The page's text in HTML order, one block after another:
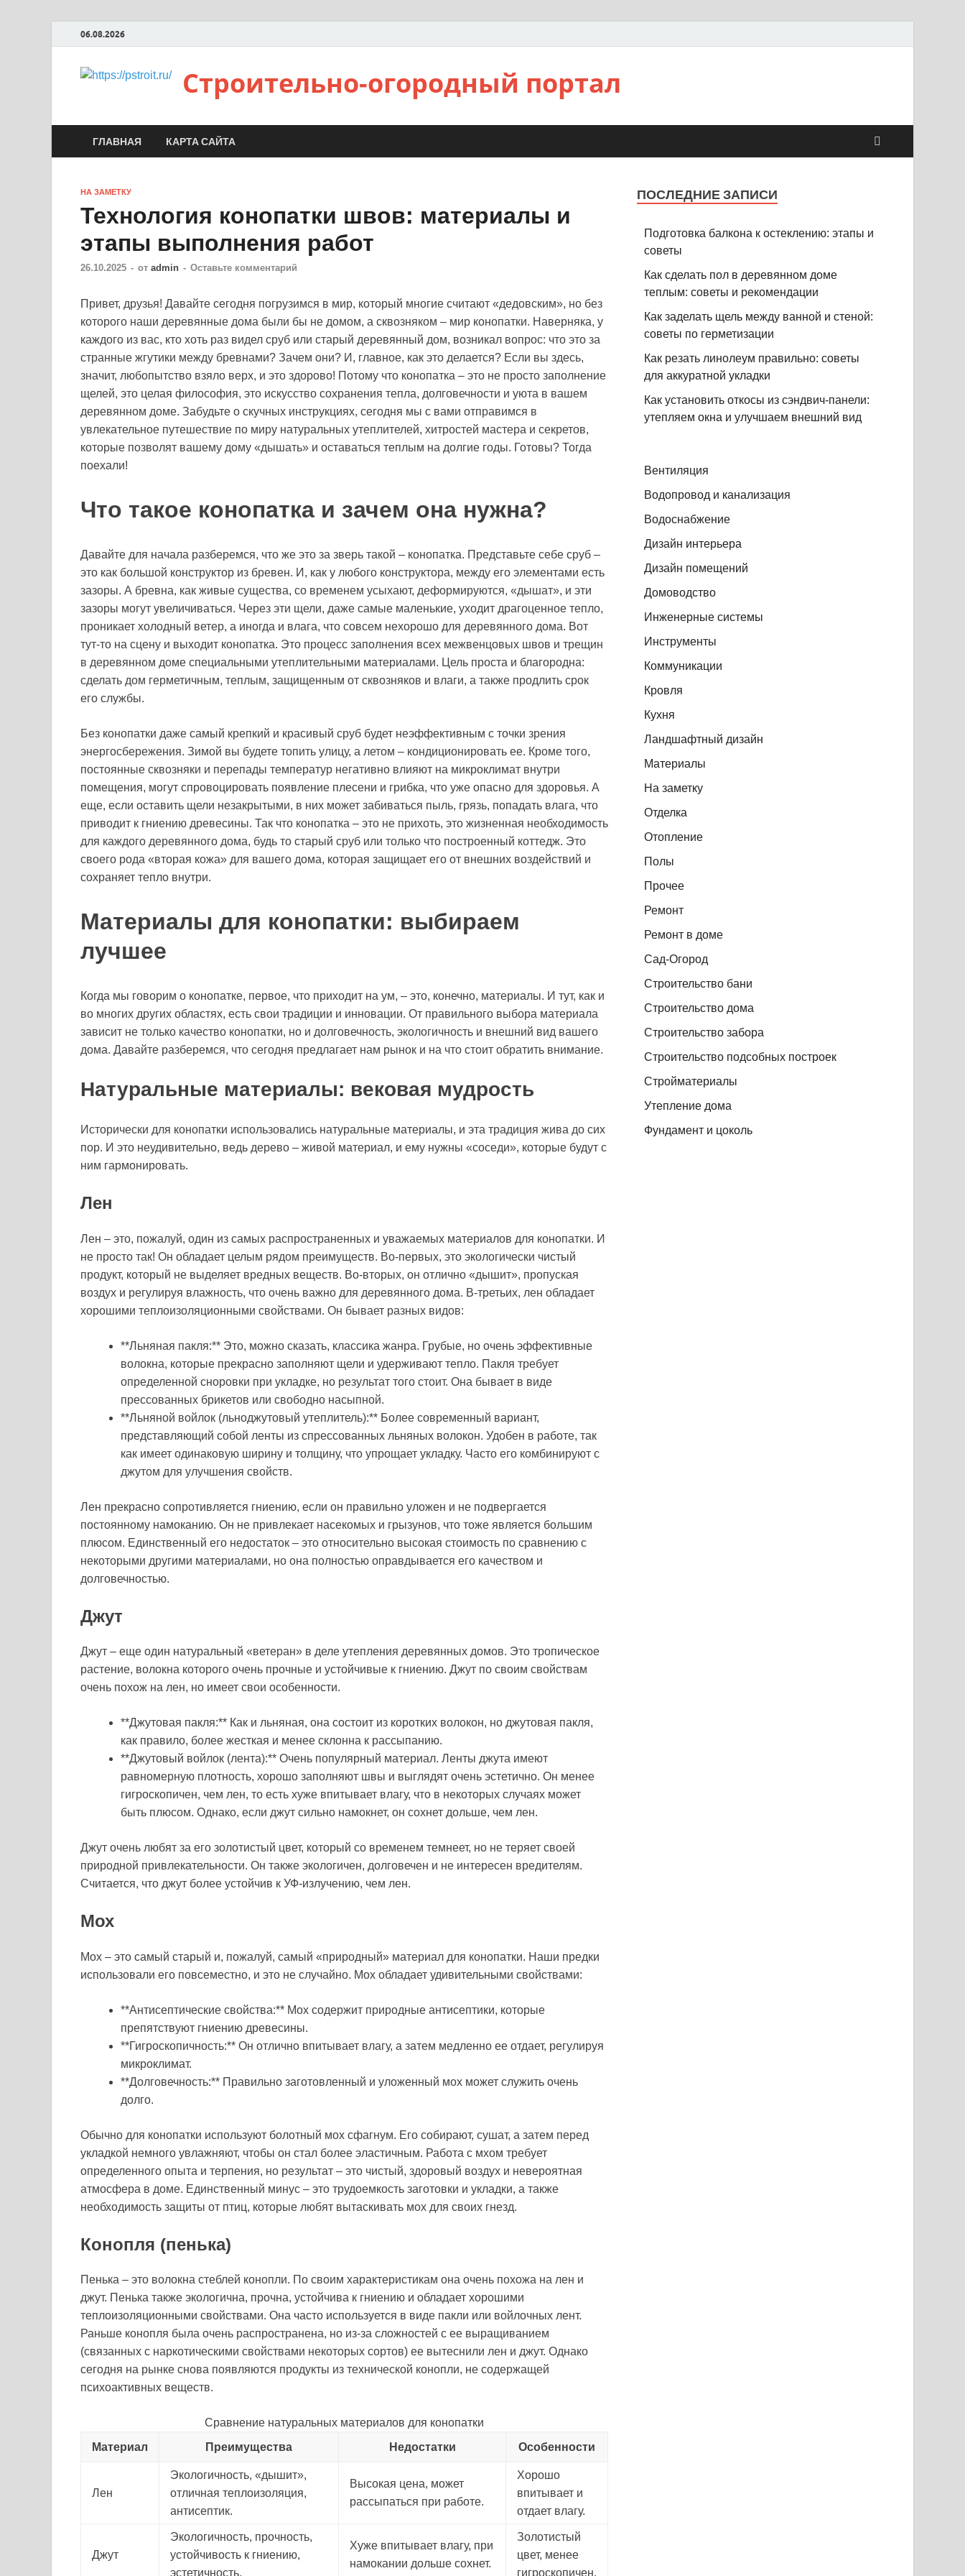
06.08.2026
Строительно-огородный портал
ГЛАВНАЯ КАРТА САЙТА
НА ЗАМЕТКУ
Технология конопатки швов: материалы и
этапы выполнения работ
26.10.2025 - от admin - Оставьте комментарий
Привет, друзья! Давайте сегодня погрузимся в мир, который многие считают «дедовским», но без
которого наши деревянные дома были бы не домом, а сквозняком – мир конопатки. Наверняка, у
каждого из вас, кто хоть раз видел сруб или старый деревянный дом, возникал вопрос: что это за
странные жгутики между бревнами? Зачем они? И, главное, как это делается? Если вы здесь,
значит, любопытство взяло верх, и это здорово! Потому что конопатка – это не просто заполнение
щелей, это целая философия, это искусство сохранения тепла, долговечности и уюта в вашем
деревянном доме. Забудьте о скучных инструкциях, сегодня мы с вами отправимся в
увлекательное путешествие по миру натуральных утеплителей, хитростей мастера и секретов,
которые позволят вашему дому «дышать» и оставаться теплым на долгие годы. Готовы? Тогда
поехали!
Что такое конопатка и зачем она нужна?
Давайте для начала разберемся, что же это за зверь такой – конопатка. Представьте себе сруб –
это как большой конструктор из бревен. И, как у любого конструктора, между его элементами есть
зазоры. А бревна, как живые существа, со временем усыхают, деформируются, «дышат», и эти
зазоры могут увеличиваться. Через эти щели, даже самые маленькие, уходит драгоценное тепло,
проникает холодный ветер, а иногда и влага, что совсем нехорошо для деревянного дома. Вот
тут-то на сцену и выходит конопатка. Это процесс заполнения всех межвенцовых швов и трещин
в деревянном доме специальными утеплительными материалами. Цель проста и благородна:
сделать дом герметичным, теплым, защищенным от сквозняков и влаги, а также продлить срок
его службы.
Без конопатки даже самый крепкий и красивый сруб будет неэффективным с точки зрения
энергосбережения. Зимой вы будете топить улицу, а летом – кондиционировать ее. Кроме того,
постоянные сквозняки и перепады температур негативно влияют на микроклимат внутри
помещения, могут спровоцировать появление плесени и грибка, что уже опасно для здоровья. А
еще, если оставить щели незакрытыми, в них может забиваться пыль, грязь, попадать влага, что
приводит к гниению древесины. Так что конопатка – это не прихоть, это жизненная необходимость
для каждого деревянного дома, будь то старый сруб или только что построенный коттедж. Это
своего рода «вторая кожа» для вашего дома, которая защищает его от внешних воздействий и
сохраняет тепло внутри.
Материалы для конопатки: выбираем
лучшее
Когда мы говорим о конопатке, первое, что приходит на ум, – это, конечно, материалы. И тут, как и
во многих других областях, есть свои традиции и инновации. От правильного выбора материала
зависит не только качество конопатки, но и долговечность, экологичность и внешний вид вашего
дома. Давайте разберемся, что сегодня предлагает нам рынок и на что стоит обратить внимание.
Натуральные материалы: вековая мудрость
Исторически для конопатки использовались натуральные материалы, и эта традиция жива до сих
пор. И это неудивительно, ведь дерево – живой материал, и ему нужны «соседи», которые будут с
ним гармонировать.
Лен
Лен – это, пожалуй, один из самых распространенных и уважаемых материалов для конопатки. И
не просто так! Он обладает целым рядом преимуществ. Во-первых, это экологически чистый
продукт, который не выделяет вредных веществ. Во-вторых, он отлично «дышит», пропуская
воздух и регулируя влажность, что очень важно для деревянного дома. В-третьих, лен обладает
хорошими теплоизоляционными свойствами. Он бывает разных видов:
**Льняная пакля:** Это, можно сказать, классика жанра. Грубые, но очень эффективные
волокна, которые прекрасно заполняют щели и удерживают тепло. Пакля требует
определенной сноровки при укладке, но результат того стоит. Она бывает в виде
прессованных брикетов или свободно насыпной.
**Льняной войлок (льноджутовый утеплитель):** Более современный вариант,
представляющий собой ленты из спрессованных льняных волокон. Удобен в работе, так
как имеет одинаковую ширину и толщину, что упрощает укладку. Часто его комбинируют с
джутом для улучшения свойств.
Лен прекрасно сопротивляется гниению, если он правильно уложен и не подвергается
постоянному намоканию. Он не привлекает насекомых и грызунов, что тоже является большим
плюсом. Единственный его недостаток – это относительно высокая стоимость по сравнению с
некоторыми другими материалами, но она полностью оправдывается его качеством и
долговечностью.
Джут
Джут – еще один натуральный «ветеран» в деле утепления деревянных домов. Это тропическое
растение, волокна которого очень прочные и устойчивые к гниению. Джут по своим свойствам
очень похож на лен, но имеет свои особенности.
**Джутовая пакля:** Как и льняная, она состоит из коротких волокон, но джутовая пакля,
как правило, более жесткая и менее склонна к рассыпанию.
**Джутовый войлок (лента):** Очень популярный материал. Ленты джута имеют
равномерную плотность, хорошо заполняют швы и выглядят очень эстетично. Он менее
гигроскопичен, чем лен, то есть хуже впитывает влагу, что в некоторых случаях может
быть плюсом. Однако, если джут сильно намокнет, он сохнет дольше, чем лен.
Джут очень любят за его золотистый цвет, который со временем темнеет, но не теряет своей
природной привлекательности. Он также экологичен, долговечен и не интересен вредителям.
Считается, что джут более устойчив к УФ-излучению, чем лен.
Мох
Мох – это самый старый и, пожалуй, самый «природный» материал для конопатки. Наши предки
использовали его повсеместно, и это не случайно. Мох обладает удивительными свойствами:
**Антисептические свойства:** Мох содержит природные антисептики, которые
препятствуют гниению древесины.
**Гигроскопичность:** Он отлично впитывает влагу, а затем медленно ее отдает, регулируя
микроклимат.
**Долговечность:** Правильно заготовленный и уложенный мох может служить очень
долго.
Обычно для конопатки используют болотный мох сфагнум. Его собирают, сушат, а затем перед
укладкой немного увлажняют, чтобы он стал более эластичным. Работа с мхом требует
определенного опыта и терпения, но результат – это чистый, здоровый воздух и невероятная
атмосфера в доме. Единственный минус – это трудоемкость заготовки и укладки, а также
необходимость защиты от птиц, которые любят вытаскивать мох для своих гнезд.
Конопля (пенька)
Пенька – это волокна стеблей конопли. По своим характеристикам она очень похожа на лен и
джут. Пенька также экологична, прочна, устойчива к гниению и обладает хорошими
теплоизоляционными свойствами. Она часто используется в виде пакли или войлочных лент.
Раньше конопля была очень распространена, но из-за сложностей с ее выращиванием
(связанных с наркотическими свойствами некоторых сортов) ее вытеснили лен и джут. Однако
сегодня на рынке снова появляются продукты из технической конопли, не содержащей
психоактивных веществ.
Сравнение натуральных материалов для конопатки
Материал
Преимущества Недостатки Особенности
Лен
Экологичность, «дышит»,
отличная теплоизоляция,
антисептик.
Высокая цена, может
рассыпаться при работе.
Хорошо
впитывает и
отдает влагу.
Джут
Экологичность, прочность,
устойчивость к гниению,
эстетичность.
Хуже впитывает влагу, при
намокании дольше сохнет.
Золотистый
цвет, менее
гигроскопичен.
ПОСЛЕДНИЕ ЗАПИСИ
Подготовка балкона к остеклению: этапы и
советы
Как сделать пол в деревянном доме
теплым: советы и рекомендации
Как заделать щель между ванной и стеной:
советы по герметизации
Как резать линолеум правильно: советы
для аккуратной укладки
Как установить откосы из сэндвич-панели:
утепляем окна и улучшаем внешний вид
Вентиляция
Водопровод и канализация
Водоснабжение
Дизайн интерьера
Дизайн помещений
Домоводство
Инженерные системы
Инструменты
Коммуникации
Кровля
Кухня
Ландшафтный дизайн
Материалы
На заметку
Отделка
Отопление
Полы
Прочее
Ремонт
Ремонт в доме
Сад-Огород
Строительство бани
Строительство дома
Строительство забора
Строительство подсобных построек
Стройматериалы
Утепление дома
Фундамент и цоколь